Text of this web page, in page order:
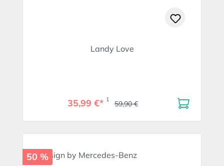
Landy Love
35,99 €* 1 59,90 €
50 %